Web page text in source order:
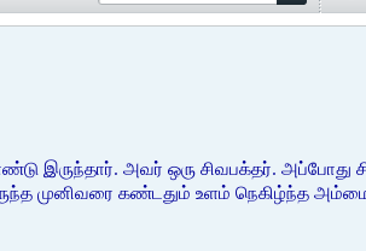
இருந்தார். அவர் ஒரு சிவபக்தர். அப்போது
முனிவரை கண்டதும் உளம் நெகிழ்ந்த